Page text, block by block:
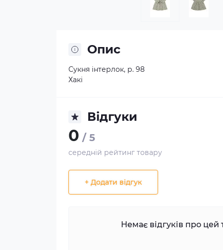
Опис
Сукня інтерлок, р. 98
Хакі
Відгуки
0 / 5
середній рейтинг товару
+ Додати відгук
Немає відгуків про цей